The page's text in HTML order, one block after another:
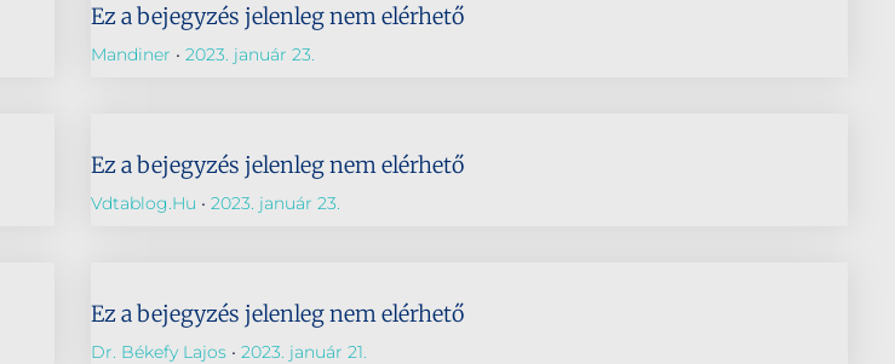
Ez a bejegyzés jelenleg nem elérhető
Mandiner 2023. január 23.
Ez a bejegyzés jelenleg nem elérhető
Vdtablog.hu 2023. január 23.
Ez a bejegyzés jelenleg nem elérhető
Dr. Békefy Lajos 2023. január 21.